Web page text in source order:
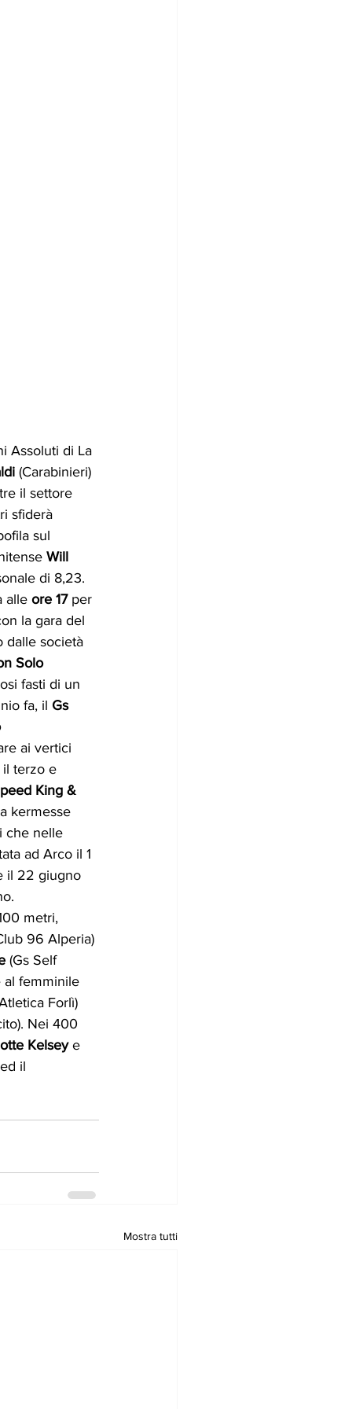
Assoluti di La
(Carabinieri)
il settore
sfiderà
sul
Will
di 8,23.
alle ore 17 per
la gara del
dalle società
Solo
fasti di un
fa, il Gs
ai vertici
il terzo e
King &
kermesse
che nelle
ad Arco il 1
il 22 giugno
metri,
96 Alperia)
(Gs Self
al femminile
Forlì)
Nei 400
Kelsey e
il
Mostra tutti